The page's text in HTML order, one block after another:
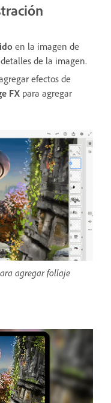
en la imagen de
de la imagen.
efectos de
FX para agregar
agregar follaje